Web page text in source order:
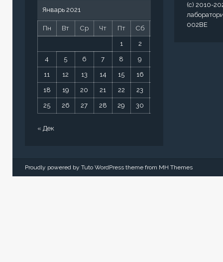
Январь 2021
Пн Вт Ср Чт Пт Сб
1 2
4 5 6 7 8 9
11 12 13 14 15 16
18 19 20 21 22 23
25 26 27 28 29 30
« Дек
(c) 2010-
002BE
Proudly powered by Tuto WordPress theme from MH Themes